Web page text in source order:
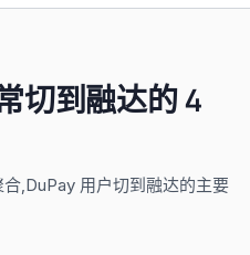
切到融达的 4
,DuPay 用户切到融达的主要